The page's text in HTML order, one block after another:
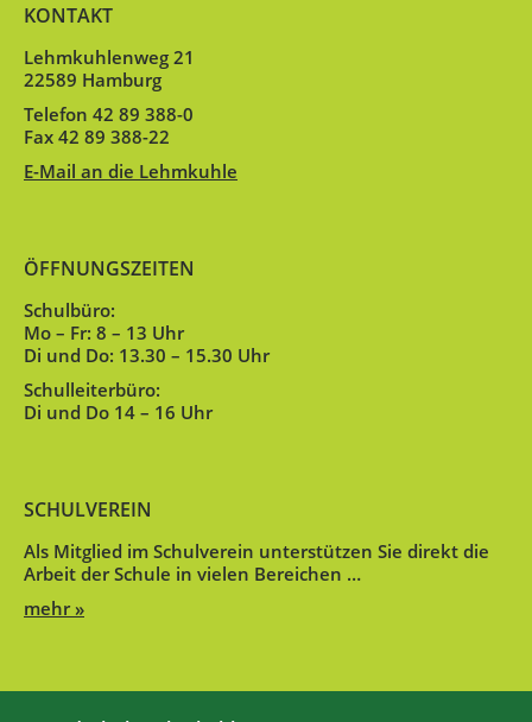
KONTAKT
Lehmkuhlenweg 21
22589 Hamburg
Telefon 42 89 388-0
Fax 42 89 388-22
E-Mail an die Lehmkuhle
ÖFFNUNGSZEITEN
Schulbüro:
Mo – Fr: 8 – 13 Uhr
Di und Do: 13.30 – 15.30 Uhr
Schulleiterbüro:
Di und Do 14 – 16 Uhr
SCHULVEREIN
Als Mitglied im Schulverein unterstützen Sie direkt die
Arbeit der Schule in vielen Bereichen …
mehr »